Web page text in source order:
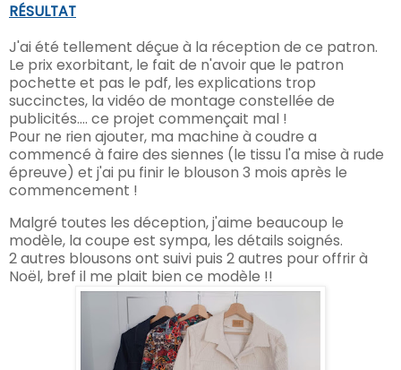
RÉSULTAT
J'ai été tellement déçue à la réception de ce patron.
Le prix exorbitant, le fait de n'avoir que le patron
pochette et pas le pdf, les explications trop
succinctes, la vidéo de montage constellée de
publicités.... ce projet commençait mal !
Pour ne rien ajouter, ma machine à coudre a
commencé à faire des siennes (le tissu l'a mise à rude
épreuve) et j'ai pu finir le blouson 3 mois après le
commencement !
Malgré toutes les déception, j'aime beaucoup le
modèle, la coupe est sympa, les détails soignés.
2autres blousons ont suivi puis 2 autres pour offrir à
Noël, bref il me plait bien ce modèle !!